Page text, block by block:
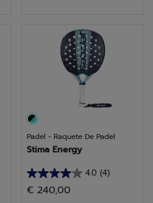
análises
Padel - Raquete De Padel
Stima Energy
4.0 (4)
4.0
em
€ 240,00